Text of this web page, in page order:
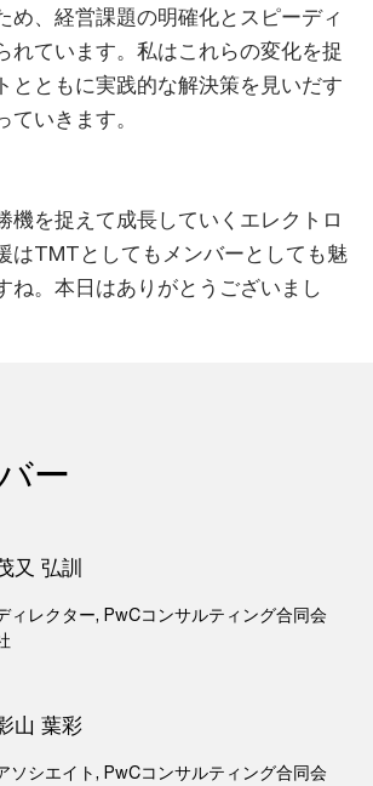
め、経営課題の明確化とスピーディ
れています。私はこれらの変化を捉
とともに実践的な解決策を見いだす
いきます。
機を捉えて成長していくエレクトロ
はTMTとしてもメンバーとしても魅
ね。本日はありがとうございまし
ー
又 弘訓
ィレクター, PwCコンサルティング合同会
山 葉彩
ソシエイト, PwCコンサルティング合同会